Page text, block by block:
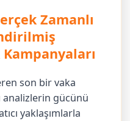
Zamanlı
Kampanyaları
son bir vaka
analizlerin gücünü
yaklaşımlarla